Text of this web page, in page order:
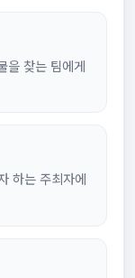
을 찾는 팀에게
하는 주최자에